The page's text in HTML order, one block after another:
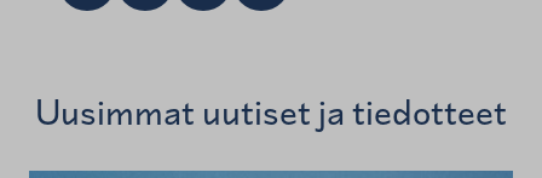
Uusimmat uutiset ja tiedotteet